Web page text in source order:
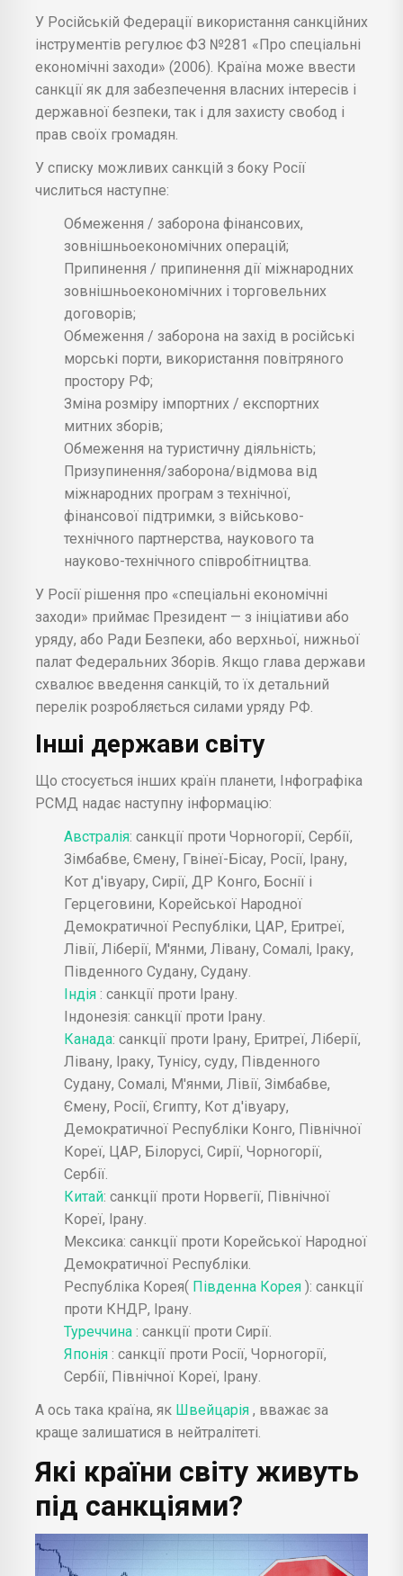
У Російській Федерації використання санкційних
інструментів регулює ФЗ №281 «Про спеціальні
економічні заходи» (2006). Країна може ввести
санкції як для забезпечення власних інтересів і
державної безпеки, так і для захисту свобод і
прав своїх громадян.
У списку можливих санкцій з боку Росії
числиться наступне:
Обмеження / заборона фінансових,
зовнішньоекономічних операцій;
Припинення / припинення дії міжнародних
зовнішньоекономічних і торговельних
договорів;
Обмеження / заборона на захід в російські
морські порти, використання повітряного
простору РФ;
Зміна розміру імпортних / експортних
митних зборів;
Обмеження на туристичну діяльність;
Призупинення/заборона/відмова від
міжнародних програм з технічної,
фінансової підтримки, з військово-
технічного партнерства, наукового та
науково-технічного співробітництва.
У Росії рішення про «спеціальні економічні
заходи» приймає Президент — з ініціативи або
уряду, або Ради Безпеки, або верхньої, нижньої
палат Федеральних Зборів. Якщо глава держави
схвалює введення санкцій, то їх детальний
перелік розробляється силами уряду РФ.
Інші держави світу
Що стосується інших країн планети, Інфографіка
РСМД надає наступну інформацію:
Австралія: санкції проти Чорногорії, Сербії,
Зімбабве, Ємену, Гвінеї-Бісау, Росії, Ірану,
Кот д'івуару, Сирії, ДР Конго, Боснії і
Герцеговини, Корейської Народної
Демократичної Республіки, ЦАР, Еритреї,
Лівії, Ліберії, М'янми, Лівану, Сомалі, Іраку,
Південного Судану, Судану.
Індія : санкції проти Ірану.
Індонезія: санкції проти Ірану.
Канада: санкції проти Ірану, Еритреї, Ліберії,
Лівану, Іраку, Тунісу, суду, Південного
Судану, Сомалі, М'янми, Лівії, Зімбабве,
Ємену, Росії, Єгипту, Кот д'івуару,
Демократичної Республіки Конго, Північної
Кореї, ЦАР, Білорусі, Сирії, Чорногорії,
Сербії.
Китай: санкції проти Норвегії, Північної
Кореї, Ірану.
Мексика: санкції проти Корейської Народної
Демократичної Республіки.
Республіка Корея( Південна Корея ): санкції
проти КНДР, Ірану.
Туреччина : санкції проти Сирії.
Японія : санкції проти Росії, Чорногорії,
Сербії, Північної Кореї, Ірану.
А ось така країна, як Швейцарія , вважає за
краще залишатися в нейтралітеті.
Які країни світу живуть
під санкціями?